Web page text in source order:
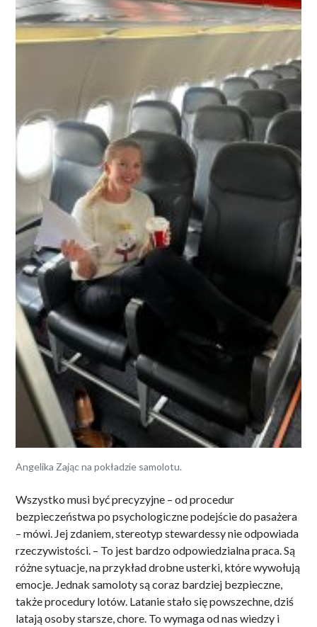
Angelika Zając na pokładzie samolotu.
Wszystko musi być precyzyjne – od procedur
bezpieczeństwa po psychologiczne podejście do pasażera
– mówi. Jej zdaniem, stereotyp stewardessy nie odpowiada
rzeczywistości. – To jest bardzo odpowiedzialna praca. Są
różne sytuacje, na przykład drobne usterki, które wywołują
emocje. Jednak samoloty są coraz bardziej bezpieczne,
także procedury lotów. Latanie stało się powszechne, dziś
latają osoby starsze, chore. To wymaga od nas wiedzy i